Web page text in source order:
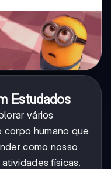
Estudados
vários
corpo humano que
como nosso
físicas.